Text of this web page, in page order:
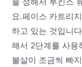
요.페이스 카트리
하고 있는 것입니
해서 2단계를 사용
볼살이 조금씩 빠